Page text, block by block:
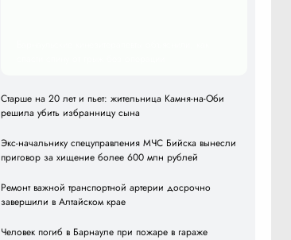
Старше на 20 лет и пьет: жительница Камня-на-Оби
решила убить избранницу сына
Экс-начальнику спецуправления МЧС Бийска вынесли
приговор за хищение более 600 млн рублей
Ремонт важной транспортной артерии досрочно
завершили в Алтайском крае
Человек погиб в Барнауле при пожаре в гараже